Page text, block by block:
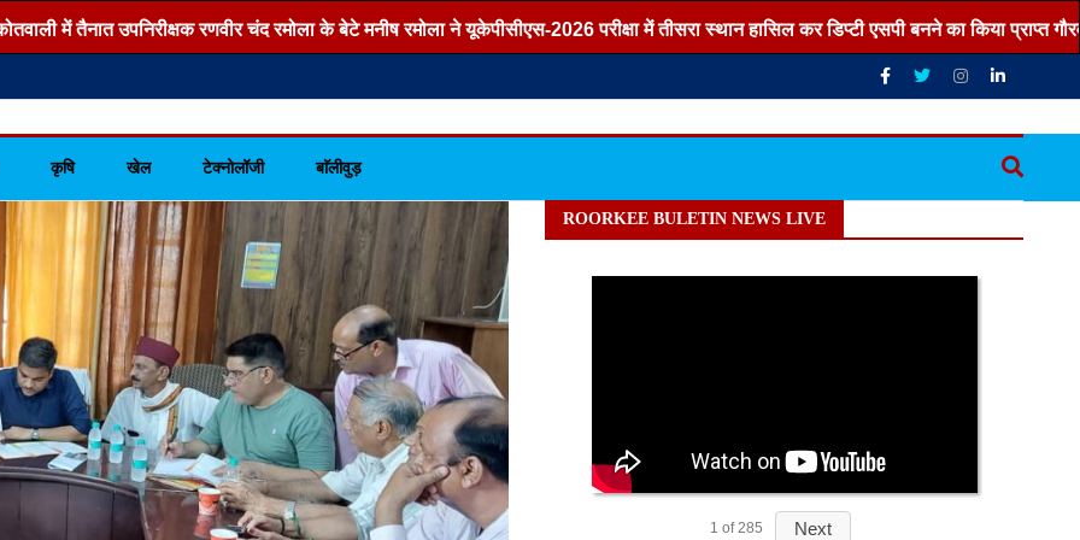
में तैनात उपनिरीक्षक रणवीर चंद रमोला के बेटे मनीष रमोला ने यूकेपीसीएस-2026 परीक्षा में तीसरा स्थान हासिल कर डिप्टी एसपी बनने का किया प्राप्त गौरव
कृषि खेल टेक्नोलॉजी बाॅलीवुड़
ROORKEE BULETIN NEWS LIVE
1 of 285 Next